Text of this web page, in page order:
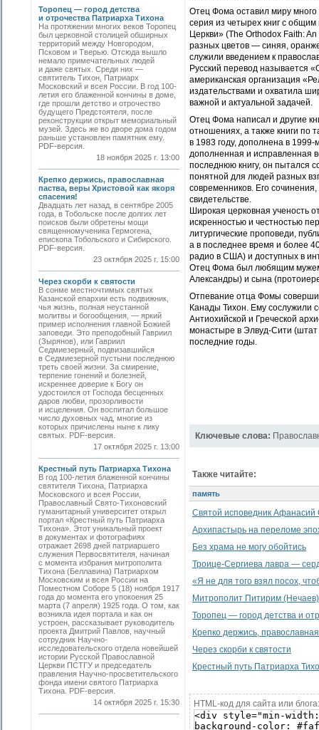
Торопец — город детства
и отрочества Патриарха Тихона
На протяжении многих веков Торопец
был церковной столицей обширных
территорий между Новгородом,
Псковом и Тверью. Отсюда вышло
немало примечательных людей
и даже святых. Среди них —
святитель Тихон, Патриарх
Московский и всея России. В год 100-
летия его блаженной кончины в доме,
где прошли детство и отрочество
будущего Предстоятеля, после
реконструкции открыт мемориальный
музей. Здесь же во дворе дома годом
раньше установлен памятник ему.
PDF-версия.
18 ноября 2025 г. 13:00
Крепко держись, православная
паства, веры Христовой как якоря
спасения!
Двадцать лет назад, в сентябре 2005
года, в Тобольске после долгих лет
поисков были обретены мощи
священномученика Гермогена,
епископа Тобольского и Сибирского.
PDF-версия.
23 октября 2025 г. 15:00
Через скорби к святости
В сонме местночтимых святых
Казанской епархии есть подвижник,
чья жизнь, полная неустанной
молитвы и богообщения, — яркий
пример исполнения главной Божией
заповеди. Это преподобный Гавриил
(Зырянов), или Гавриил
Седмиезерный, подвизавшийся
в Седмиезерной пустыни последнюю
треть своей жизни. За смирение,
терпение гонений и болезней,
искреннее доверие к Богу он
удостоился от Господа бесценных
даров любви, прозорливости
и исцеления. Он воспитал большое
число духовных чад, многие из
которых причислены ныне к лику
святых. PDF-версия.
17 октября 2025 г. 13:00
Крестный путь Патриарха Тихона
В год 100-летия блаженной кончины
святителя Тихона, Патриарха
Московского и всея России,
Православный Свято-Тихоновский
гуманитарный университет открыл
портал «Крестный путь Патриарха
Тихона». Этот уникальный проект
в документах и фотографиях
отражает 2698 дней патриаршего
служения Первосвятителя, начиная
с момента избрания митрополита
Тихона (Беллавина) Патриархом
Московским и всея России на
Поместном Соборе 5 (18) ноября 1917
года до момента его упокоения 25
марта (7 апреля) 1925 года. О том, как
возникла идея портала и как он
устроен, рассказывает руководитель
проекта Дмитрий Павлов, научный
сотрудник Научно-
исследовательского отдела новейшей
истории Русской Православной
Церкви ПСТГУ и председатель
правления Научно-просветительского
фонда имени святого Патриарха
Тихона. PDF-версия.
14 октября 2025 г. 15:30
Отец Фома оставил миру много
серия из четырех книг с
Церкви» (The Orthodox Faith:
разных цветов — синяя,
служили введением к
Русский перевод называется
американская организация
издательствами и охватила
важной и актуальной задачей.
Отец Фома написал и другие
отношениях, а также книги по
в 1983 году, дополнена в
дополненная и исправленная
последнюю книгу, он пытался
понятной для людей разных
современников. Его
свидетельстве.
Широкая церковная ученость
искренностью и честностью
литургические проповеди,
а в последнее время и более
радио в США) и доступных в
Отец Фома был любящим
Александры) и сына
Отпевание отца Фомы
Канады Тихон. Ему сослужили
Антиохийской и Греческой
монастыре в Элвуд-Сити
последние годы.
Ключевые слова:
Также читайте:
память
Святой исповедник Афанасий
Архипастырь на переломе
Без храма не могу обойтись
Троице-Сергиева лавра —
«Я не для того взял посох,
Митрополит Питирим
Торопец — город детства и
Крепко держись,
Через скорби к святости
Крестный путь Патриарха
HTML-код для сайта или блога: